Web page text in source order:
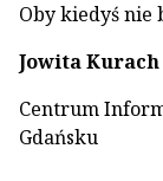
Oby kiedyś nie
Jowita Kurach
Centrum
Gdańsku